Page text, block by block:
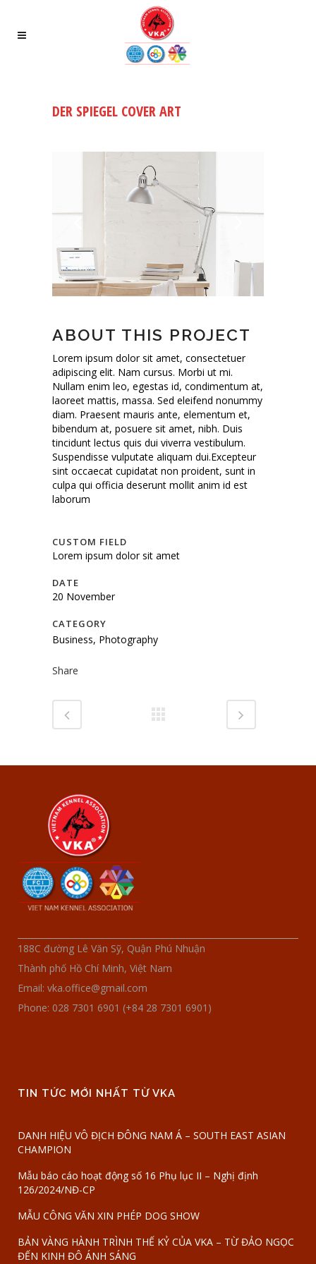
DER SPIEGEL COVER ART
ABOUT THIS PROJECT
Lorem ipsum dolor sit amet, consectetuer
adipiscing elit. Nam cursus. Morbi ut mi.
Nullam enim leo, egestas id, condimentum at,
laoreet mattis, massa. Sed eleifend nonummy
diam. Praesent mauris ante, elementum et,
bibendum at, posuere sit amet, nibh. Duis
tincidunt lectus quis dui viverra vestibulum.
Suspendisse vulputate aliquam dui.Excepteur
sint occaecat cupidatat non proident, sunt in
culpa qui officia deserunt mollit anim id est
laborum
CUSTOM FIELD
Lorem ipsum dolor sit amet
DATE
20 November
CATEGORY
Business, Photography
Share
188C đường Lê Văn Sỹ, Quận Phú Nhuận
Thành phố Hồ Chí Minh, Việt Nam
Email: vka.office@gmail.com
Phone: 028 7301 6901 (+84 28 7301 6901)
TIN TỨC MỚI NHẤT TỪ VKA
DANH HIỆU VÔ ĐỊCH ĐÔNG NAM Á – SOUTH EAST ASIAN
CHAMPION
Mẫu báo cáo hoạt động số 16 Phụ lục II – Nghị định
126/2024/NĐ-CP
MẪU CÔNG VĂN XIN PHÉP DOG SHOW
BẢN VÀNG HÀNH TRÌNH THẾ KỶ CỦA VKA – TỪ ĐẢO NGỌC
ĐẾN KINH ĐÔ ÁNH SÁNG